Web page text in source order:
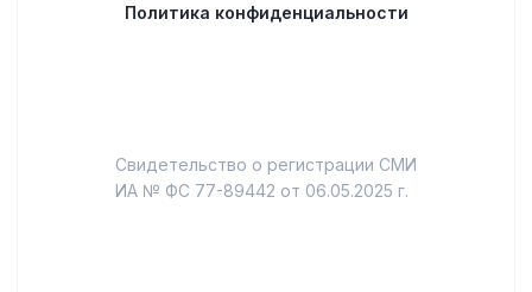
Политика конфиденциальности
Свидетельство о регистрации СМИ
ИА № ФС 77-89442 от 06.05.2025 г.